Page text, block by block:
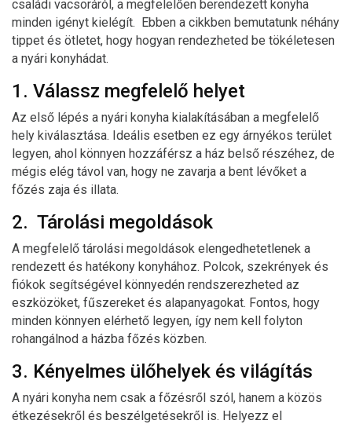
családi vacsoráról, a megfelelően berendezett konyha
minden igényt kielégít. Ebben a cikkben bemutatunk néhány
tippet és ötletet, hogy hogyan rendezheted be tökéletesen
a nyári konyhádat.
1. Válassz megfelelő helyet
Az első lépés a nyári konyha kialakításában a megfelelő
hely kiválasztása. Ideális esetben ez egy árnyékos terület
legyen, ahol könnyen hozzáférsz a ház belső részéhez, de
mégis elég távol van, hogy ne zavarja a bent lévőket a
főzés zaja és illata.
2. Tárolási megoldások
A megfelelő tárolási megoldások elengedhetetlenek a
rendezett és hatékony konyhához. Polcok, szekrények és
fiókok segítségével könnyedén rendszerezheted az
eszközöket, fűszereket és alapanyagokat. Fontos, hogy
minden könnyen elérhető legyen, így nem kell folyton
rohangálnod a házba főzés közben.
3. Kényelmes ülőhelyek és világítás
A nyári konyha nem csak a főzésről szól, hanem a közös
étkezésekről és beszélgetésekről is. Helyezz el